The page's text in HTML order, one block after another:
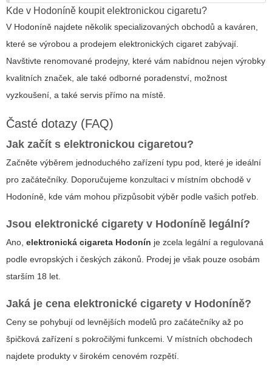
Kde v Hodoníně koupit elektronickou cigaretu?
V Hodoníně najdete několik specializovaných obchodů a kaváren,
které se výrobou a prodejem elektronických cigaret zabývají.
Navštivte renomované prodejny, které vám nabídnou nejen výrobky
kvalitních značek, ale také odborné poradenství, možnost
vyzkoušení, a také servis přímo na místě.
Časté dotazy (FAQ)
Jak začít s elektronickou cigaretou?
Začněte výběrem jednoduchého zařízení typu pod, které je ideální
pro začátečníky. Doporučujeme konzultaci v místním obchodě v
Hodoníně, kde vám mohou přizpůsobit výběr podle vašich potřeb.
Jsou elektronické cigarety v Hodoníně legální?
Ano, elektronická cigareta Hodonín je zcela legální a regulovaná
podle evropských i českých zákonů. Prodej je však pouze osobám
starším 18 let.
Jaká je cena elektronické cigarety v Hodoníně?
Ceny se pohybují od levnějších modelů pro začátečníky až po
špičková zařízení s pokročilými funkcemi. V místních obchodech
najdete produkty v širokém cenovém rozpětí.